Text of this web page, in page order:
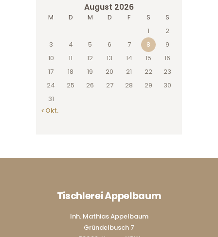
August 2026
M D M D F S
S
1
2
3
4 5 6 7 8
9
10
11 12 13 14 15
16
17
18 19 20 21 22
23
24
25 26 27 28 29
30
31
« Okt.
Tischlerei Appelbaum
Inh. Mathias Appelbaum
Gründelbusch 7